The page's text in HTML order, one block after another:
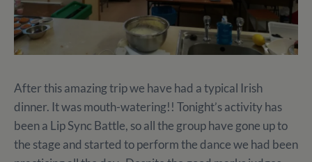
After this amazing trip we have had a typical Irish
dinner. It was mouth-watering!! Tonight’s activity has
been a Lip Sync Battle, so all the group have gone up to
the stage and started to perform the dance we had been